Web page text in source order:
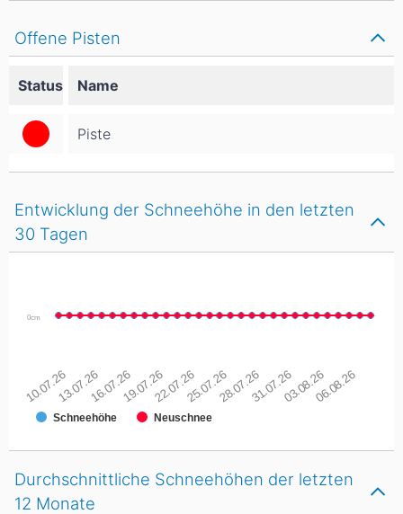
Offene Pisten
Status Name
Piste
Entwicklung der Schneehöhe in den letzten
30 Tagen
Schneehöhe Neuschnee
0cm
10.07.2613.07.2616.07.2619.07.2622.07.2625.07.2628.07.2631.07.2603.08.2606.08.26
Durchschnittliche Schneehöhen der letzten
12 Monate